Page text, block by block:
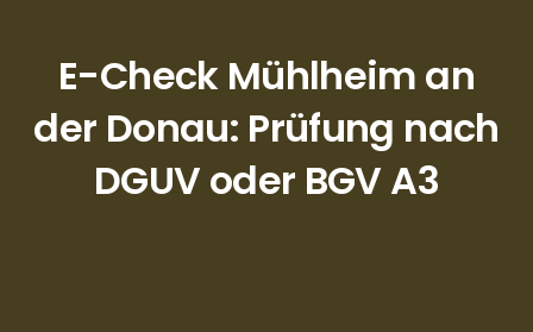
E-Check Mühlheim an
der Donau: Prüfung nach
DGUV oder BGV A3